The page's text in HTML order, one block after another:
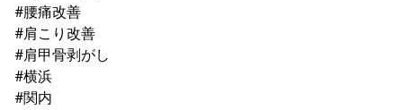
#腰痛改善
#肩こり改善
#肩甲骨剥がし
#横浜
#関内